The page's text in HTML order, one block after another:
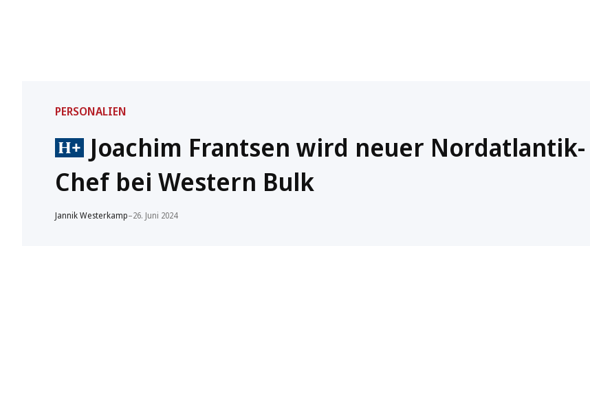
PERSONALIEN
Joachim Frantsen wird neuer Nordatlantik-
Chef bei Western Bulk
Jannik Westerkamp–26. Juni 2024